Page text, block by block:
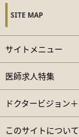
SITE MAP
サイトメニュー
医師求人特集
ドクタービジョン＋
このサイトについて